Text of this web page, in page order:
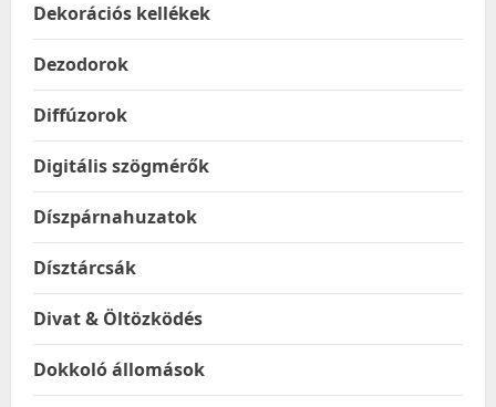
Dekorációs kellékek
Dezodorok
Diffúzorok
Digitális szögmérők
Díszpárnahuzatok
Dísztárcsák
Divat & Öltözködés
Dokkoló állomások